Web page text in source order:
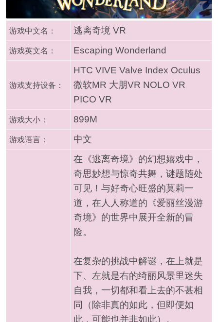
游戏中文名： 逃离奇境 VR
游戏英文名： Escaping Wonderland
游戏支持设备：
HTC VIVE Valve Index Oculus
微软MR 大朋VR NOLO VR
PICO VR
游戏大小： 899M
游戏语言： 中文
在《逃离奇境》的幻想嬉戏中，
奇思妙想与惊奇共舞，谜题随处
可见！与好奇心旺盛的莫莉一
道，在人人称道的《爱丽丝漫游
奇境》的世界中展开全新的冒
险。
在复杂的挑战中解谜，在上就是
下、左就是右的绮丽风景里迷失
自我，一切都和看上去的不甚相
同（除非真的如此，但即便如
此，可能也并非如此）。